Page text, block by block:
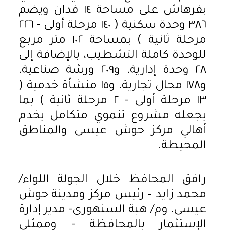
بفرهاش على مساحة ١٤ فدان ويضم
٣٨٦ وحدة سكنية ( ١٤٠ مرحلة أولى - ٢٢٦
مرحلة ثانية ) بمساحة ١٠٢ متر مربع
للوحدة كاملة التشطيب، بالإضافة إلى
٢٨ وحدة إدارية، و٢٠٩ ورشة صناعية،
و١٧٨ محال تجارية، و١٥ منشأة خدمية (
١٣ مرحلة أولى - ٢ مرحلة ثانية ) بما
يجعله مشروع تنموي متكامل يخدم
أهالي مركز حوش عيسى والمناطق
المحيطة.
رافق المحافظ خلال الجولة اللواء/
محمد زايد – رئيس مركز ومدينة حوش
عيسى، وم/ هبة السنهورى- مدير إدارة
الإستثمار بالمحافظة - وممثلى